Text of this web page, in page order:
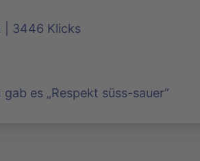
| 3446 Klicks
es „Respekt süss-sauer“